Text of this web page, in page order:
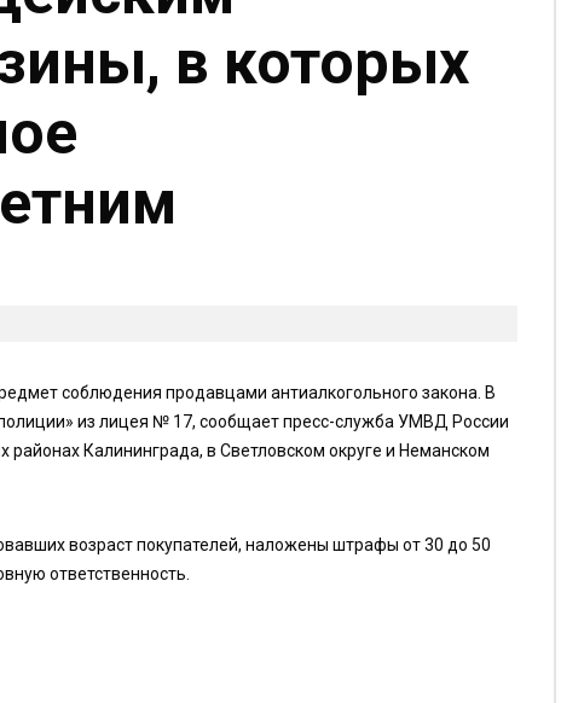
в которых
соблюдения продавцами антиалкогольного закона. В
из лицея № 17, сообщает пресс-служба УМВД России
Калининграда, в Светловском округе и Неманском
возраст покупателей, наложены штрафы от 30 до 50
ответственность.